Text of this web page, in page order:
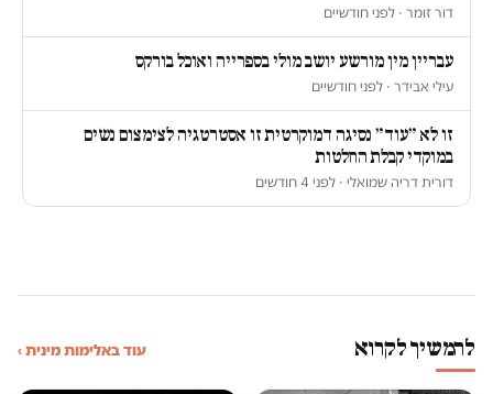
דור זומר · לפני חודשיים
עבריין מין מורשע יושב מולי בספרייה ואוכל בורקס
עילי אבידר · לפני חודשיים
זו לא ״עוד״ נסיגה דמוקרטית זו אסטרטגיה לצימצום נשים
במוקדי קבלת החלטות
דורית דריה שמואלי · לפני 4 חודשים
להמשיך לקרוא עוד באלימות מינית ›